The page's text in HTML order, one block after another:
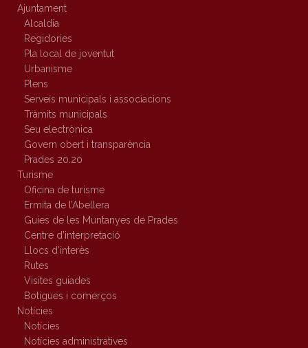
Ajuntament
Alcaldia
Regidories
Pla local de joventut
Urbanisme
Plens
Serveis municipals i associacions
Tràmits municipals
Seu electrònica
Govern obert i transparència
Prades 20.20
Turisme
Oficina de turisme
Ermita de l’Abellera
Guies de les Muntanyes de Prades
Centre d’interpretació
Llocs d’interès
Rutes
Visites guiades
Botigues i comerços
Notícies
Notícies
Notícies administratives